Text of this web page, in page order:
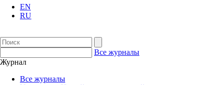
EN
RU
Все журналы
Журнал
Все журналы